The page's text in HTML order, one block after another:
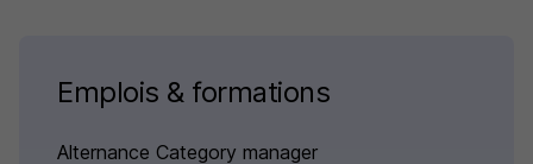
Emplois & formations
Alternance Category manager